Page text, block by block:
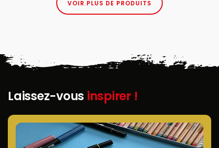
VOIR PLUS DE PRODUITS
Laissez-vous inspirer !